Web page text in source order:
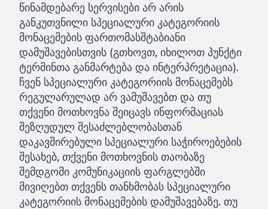
წინამდებარე სერვისები არ არის
განკუთვნილი სპეციალური კატეგორიის
მონაცემების ფართომასშტაბიანი
დამუშავებისთვის (გთხოვთ, იხილოთ პუნქტი
ტერმინთა განმარტება და ინტერპრეტაცია).
ჩვენ სპეციალური კატეგორიის მონაცემებს
რეგულარულად არ ვამუშავებთ და თუ
თქვენი მოთხოვნა შეიცავს ინფორმაციას
შეზღუდულ შესაძლებლობასთან
დაკავშირებული სპეციალური საჭიროებების
შესახებ, თქვენი მოთხოვნის თაობაზე
შემდგომი კომუნიკაციის ფარგლებში
მივიღებთ თქვენს თანხმობას სპეციალური
კატეგორიის მონაცემების დამუშავებაზე. თუ